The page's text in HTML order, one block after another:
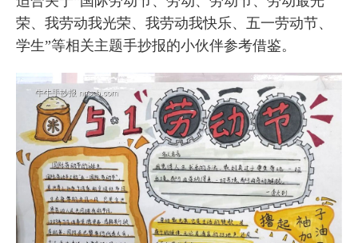
荣、我劳动我光荣、我劳动我快乐、五一劳动节、
学生”等相关主题手抄报的小伙伴参考借鉴。